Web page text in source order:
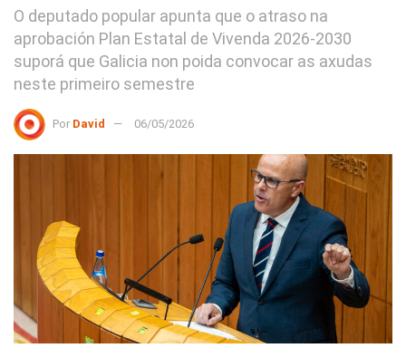
O deputado popular apunta que o atraso na
aprobación Plan Estatal de Vivenda 2026-2030
suporá que Galicia non poida convocar as axudas
neste primeiro semestre
Por David 06/05/2026